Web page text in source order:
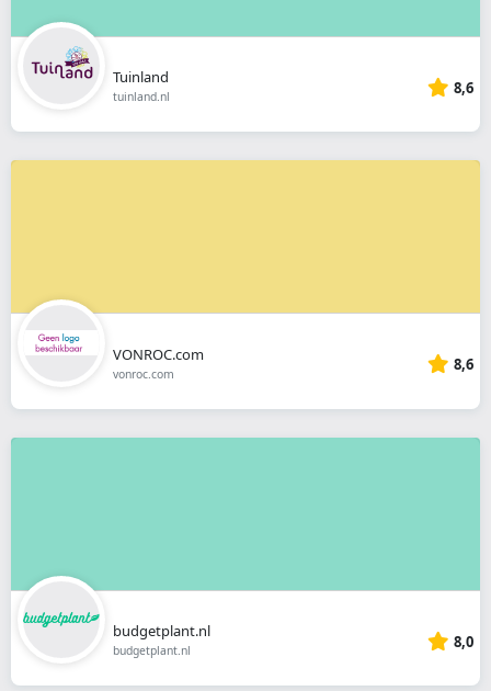
Tuinland
tuinland.nl 8,6
VONROC.com
vonroc.com 8,6
budgetplant.nl
budgetplant.nl 8,0